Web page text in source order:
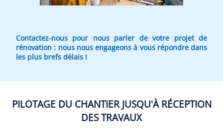
Contactez-nous pour nous parler de votre projet de
rénovation : nous nous engageons à vous répondre dans
les plus brefs délais !
PILOTAGE DU CHANTIER JUSQU'À RÉCEPTION
DES TRAVAUX